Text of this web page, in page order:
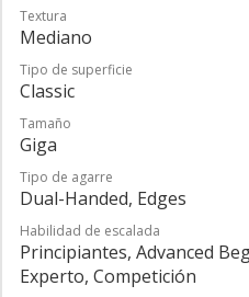
Textura
Mediano
Tipo de superficie
Classic
Tamaño
Giga
Tipo de agarre
Dual-Handed, Edges
Habilidad de escalada
Principiantes, Advanced
Experto, Competición